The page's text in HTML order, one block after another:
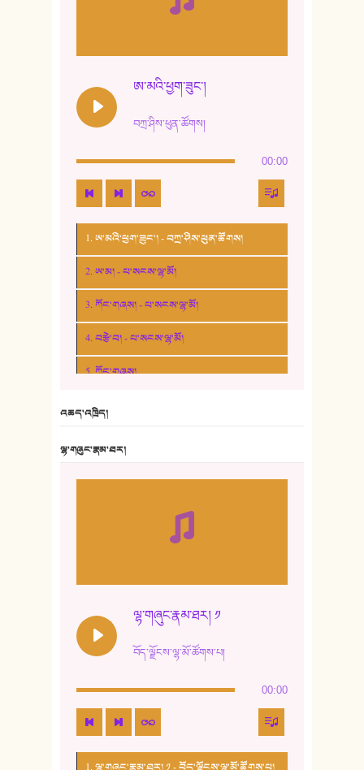
ཨ་མའི་ཕྱག་ཟུང་།
བཀྲ་ཤིས་ཕུན་ཚོགས།
00:00
1. ཨ་མའི་ཕྱག་ཟུང་། - བཀྲ་ཤིས་ཕུན་ཚོགས།
2. ཨ་མ། - པ་སངས་ལྷ་མོ།
3. ཀོང་གཞས། - པ་སངས་ལྷ་མོ།
4. བརྩེ་བ། - པ་སངས་ལྷ་མོ།
5. ཀོང་གཞས།
6. ཆོལ་གསུམ་བྲོ་གཞས། - སྒྲོན་གསལ།
13. ཆུང་འདྲིས། - ཟླ་སྒྲོན།
15. ཤམ་པ་ལ་ཡི་སྲས་མོ།
16. ལྷ་བུ་དར་བུ།
འཆད་འཁྲིད།
ལྷ་གཞུང་རྣམ་ཐར།
ལྷ་གཞུང་རྣམ་ཐར། ༡
བོད་ལྗོངས་ལྷ་མོ་ཚོགས་པ།
00:00